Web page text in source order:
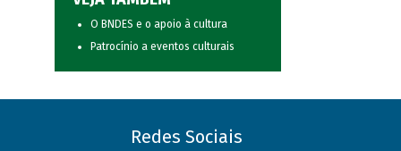
O BNDES e o apoio à cultura
Patrocínio a eventos culturais
Redes Sociais